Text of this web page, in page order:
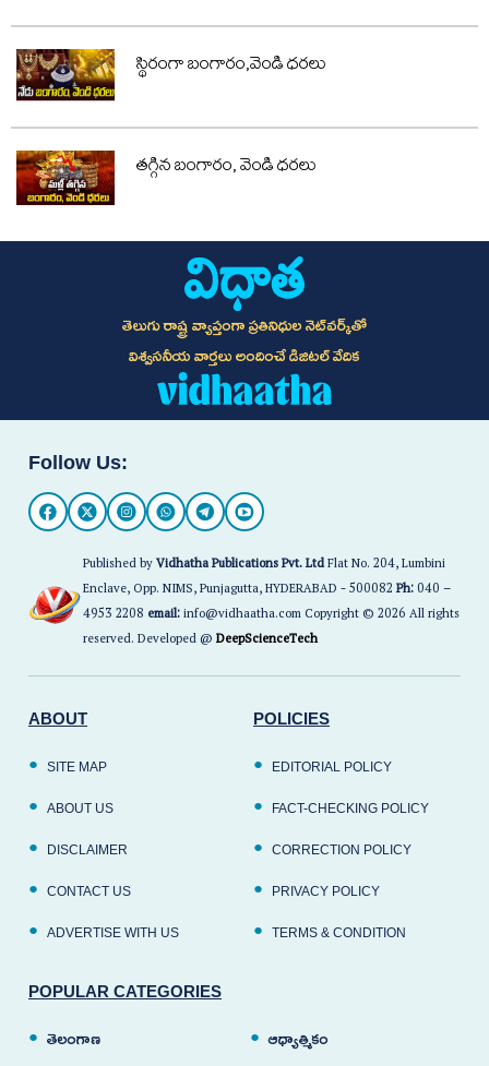
స్థిరంగా బంగారం,వెండి ధరలు
తగ్గిన బంగారం, వెండి ధరలు
తెలుగు రాష్ట్ర వ్యాప్తంగా ప్రతినిధుల నెట్‌వర్క్‌తో
విశ్వసనీయ వార్తలు అందించే డిజిటల్ వేదిక
Follow Us:
Published byVidhatha Publications Pvt. LtdFlat No. 204, Lumbini
Enclave, Opp. NIMS, Punjagutta, HYDERABAD - 500082Ph:040 –
4953 2208 email:info@vidhaatha.com Copyright © 2026 All rights
reserved. Developed @DeepScienceTech
ABOUT
SITE MAP
ABOUT US
DISCLAIMER
CONTACT US
ADVERTISE WITH US
POLICIES
EDITORIAL POLICY
FACT-CHECKING POLICY
CORRECTION POLICY
PRIVACY POLICY
TERMS & CONDITION
POPULAR CATEGORIES
తెలంగాణ ఆధ్యాత్మికం